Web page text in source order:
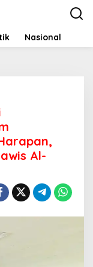
Nasional
Al-